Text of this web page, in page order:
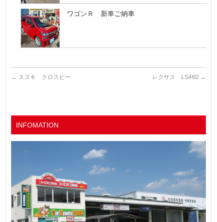
ワゴンＲ 新車ご納車
← スズキ クロスビー レクサス LS460 →
INFOMATION